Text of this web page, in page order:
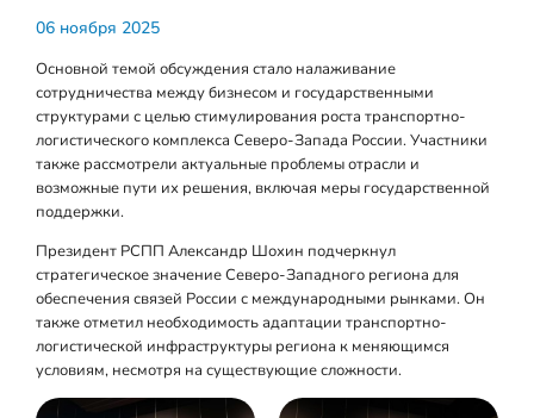
06 ноября 2025
Основной темой обсуждения стало налаживание
сотрудничества между бизнесом и государственными
структурами с целью стимулирования роста транспортно-
логистического комплекса Северо-Запада России. Участники
также рассмотрели актуальные проблемы отрасли и
возможные пути их решения, включая меры государственной
поддержки.
Президент РСПП Александр Шохин подчеркнул
стратегическое значение Северо-Западного региона для
обеспечения связей России с международными рынками. Он
также отметил необходимость адаптации транспортно-
логистической инфраструктуры региона к меняющимся
условиям, несмотря на существующие сложности.